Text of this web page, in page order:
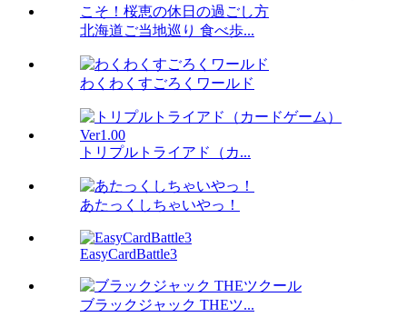
北海道ご当地巡り 食べ歩...
わくわくすごろくワールド
トリプルトライアド（カ...
あたっくしちゃいやっ！
EasyCardBattle3
ブラックジャック THEツ...